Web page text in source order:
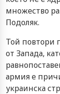
множество
Подоляк.
Той повтори
от Запада,
армия е
украинска